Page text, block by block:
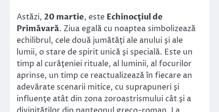
Astăzi, 20 martie, este Echinocţiul de
Primăvară. Ziua egală cu noaptea simbolizează
echilibrul, cele două jumătăţi ale anului şi ale
lumii, o stare de spirit unică şi specială. Este un
timp al curăţeniei rituale, al luminii, al focurilor
aprinse, un timp ce reactualizează în fiecare an
adevărate scenarii mitice, cu suprapuneri şi
influenţe atât din zona zoroastrismului cât şi a